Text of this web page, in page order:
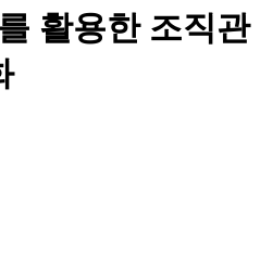
활용한 조직관